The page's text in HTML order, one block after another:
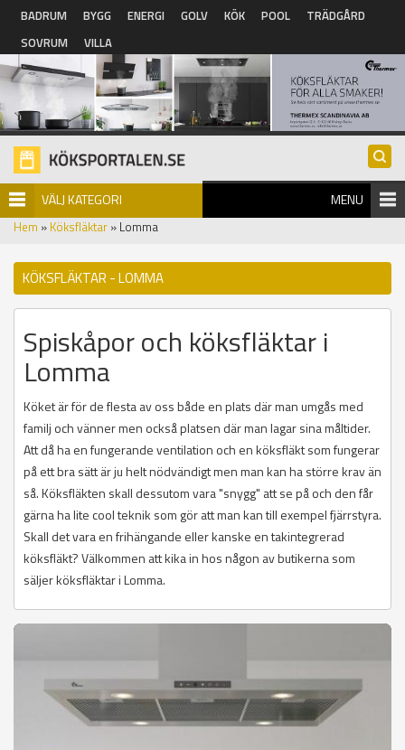
Hoppa till huvudinnehåll
BADRUM BYGG ENERGI GOLV KÖK POOL
TRÄDGÅRD
SOVRUM
VILLA
VÄLJ KATEGORI MENU
Hem » Köksfläktar » Lomma
KÖKSFLÄKTAR - LOMMA
Spiskåpor och köksfläktar i
Lomma
Köket är för de flesta av oss både en plats där man umgås med
familj och vänner men också platsen där man lagar sina måltider.
Att då ha en fungerande ventilation och en köksfläkt som fungerar
på ett bra sätt är ju helt nödvändigt men man kan ha större krav än
så. Köksfläkten skall dessutom vara "snygg" att se på och den får
gärna ha lite cool teknik som gör att man kan till exempel fjärrstyra.
Skall det vara en frihängande eller kanske en takintegrerad
köksfläkt? Välkommen att kika in hos någon av butikerna som
säljer köksfläktar i Lomma.